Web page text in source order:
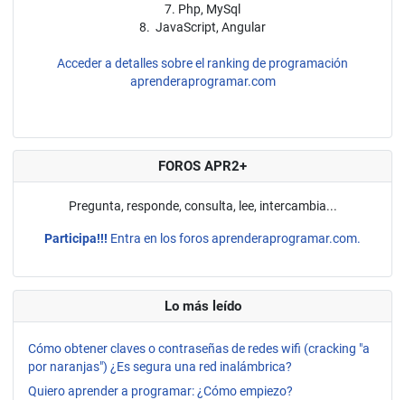
7. Php, MySql
8. JavaScript, Angular
Acceder a detalles sobre el ranking de programación
aprenderaprogramar.com
FOROS APR2+
Pregunta, responde, consulta, lee, intercambia...
Participa!!! Entra en los foros aprenderaprogramar.com.
Lo más leído
Cómo obtener claves o contraseñas de redes wifi (cracking "a
por naranjas") ¿Es segura una red inalámbrica?
Quiero aprender a programar: ¿Cómo empiezo?